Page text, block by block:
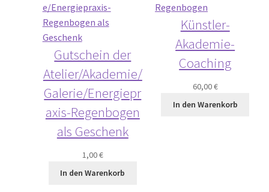
Gutschein der
Atelier/Akademie/
Galerie/Energiepr
axis-Regenbogen
als Geschenk
1,00€
In den Warenkorb
Künstler-
Akademie-
Coaching
60,00€
In den Warenkorb